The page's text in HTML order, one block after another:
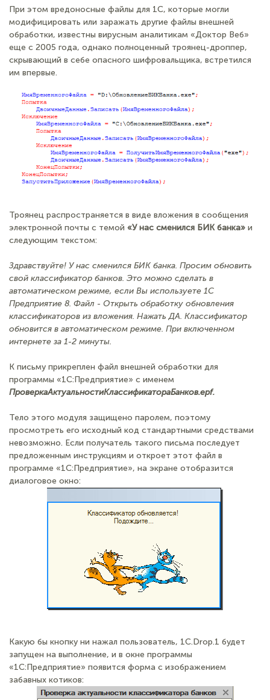
При этом вредоносные файлы для 1С, которые могли
модифицировать или заражать другие файлы внешней
обработки, известны вирусным аналитикам «Доктор Веб»
еще с 2005 года, однако полноценный троянец-дроппер,
скрывающий в себе опасного шифровальщика, встретился
им впервые.
Троянец распространяется в виде вложения в сообщения
электронной почты с темой «У нас сменился БИК банка» и
следующим текстом:
Здравствуйте! У нас сменился БИК банка. Просим обновить
свой классификатор банков. Это можно сделать в
автоматическом режиме, если Вы используете 1С
Предприятие 8. Файл - Открыть обработку обновления
классификаторов из вложения. Нажать ДА. Классификатор
обновится в автоматическом режиме. При включенном
интернете за 1-2 минуты.
К письму прикреплен файл внешней обработки для
программы «1С:Предприятие» с именем
ПроверкаАктуальностиКлассификатораБанков.epf.
Тело этого модуля защищено паролем, поэтому
просмотреть его исходный код стандартными средствами
невозможно. Если получатель такого письма последует
предложенным инструкциям и откроет этот файл в
программе «1С:Предприятие», на экране отобразится
диалоговое окно:
Какую бы кнопку ни нажал пользователь, 1C.Drop.1 будет
запущен на выполнение, и в окне программы
«1С:Предприятие» появится форма с изображением
забавных котиков: